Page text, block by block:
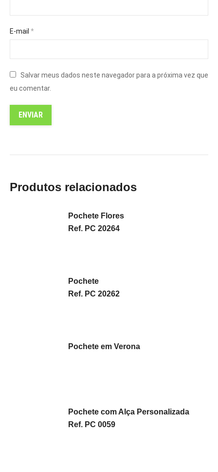
E-mail *
Salvar meus dados neste navegador para a próxima vez que
eu comentar.
Produtos relacionados
Pochete Flores
Ref. PC 20264
Pochete
Ref. PC 20262
Pochete em Verona
Pochete com Alça Personalizada
Ref. PC 0059